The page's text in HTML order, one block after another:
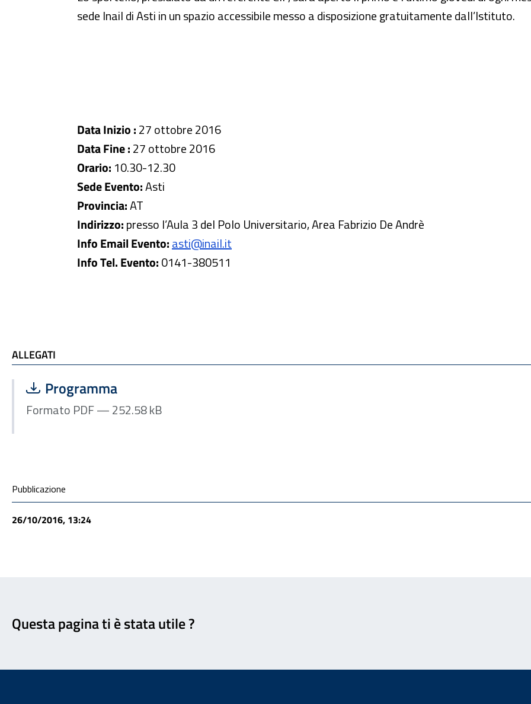
sede Inail di Asti in un spazio accessibile messo a disposizione gratuitamente dall’Istituto.
Data Inizio :27 ottobre 2016
Data Fine :27 ottobre 2016
Orario: 10.30-12.30
Sede Evento:Asti
Provincia:AT
Indirizzo:presso l’Aula 3 del Polo Universitario, Area Fabrizio De Andrè
Info Email Evento:asti@inail.it
Info Tel. Evento:0141-380511
ALLEGATI
ALLEGATI
Scarica file:
Programma
Formato PDF — 252.58 kB
Condivisione social
Pubblicazione
26/10/2016, 13:24
Questa pagina ti è stata utile ?